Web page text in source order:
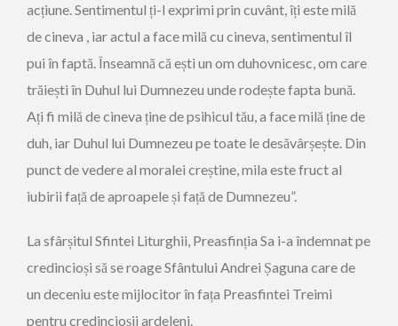
acțiune. Sentimentul ți-l exprimi prin cuvânt, îți este milă
de cineva , iar actul a face milă cu cineva, sentimentul îl
pui în faptă. Înseamnă că ești un om duhovnicesc, om care
trăiești în Duhul lui Dumnezeu unde rodește fapta bună.
Ați fi milă de cineva ține de psihicul tău, a face milă ține de
duh, iar Duhul lui Dumnezeu pe toate le desăvârșește. Din
punct de vedere al moralei creștine, mila este fruct al
iubirii față de aproapele și față de Dumnezeu”.
La sfârșitul Sfintei Liturghii, Preasfinția Sa i-a îndemnat pe
credincioși să se roage Sfântului Andrei Șaguna care de
un deceniu este mijlocitor în fața Preasfintei Treimi
pentru credincioșii ardeleni.